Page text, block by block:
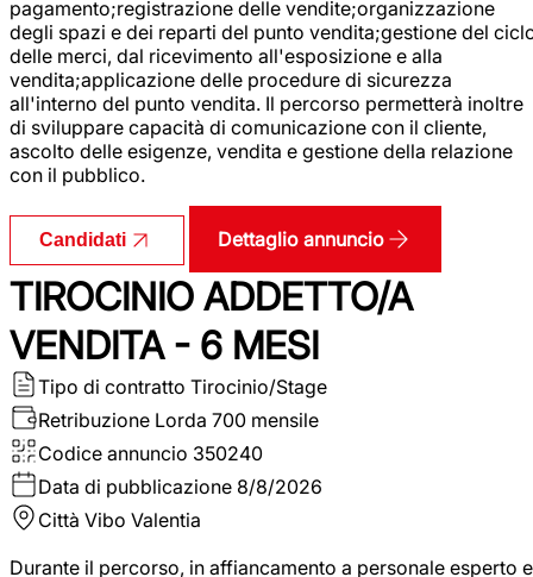
pagamento;registrazione delle vendite;organizzazione
degli spazi e dei reparti del punto vendita;gestione del
delle merci, dal ricevimento all'esposizione e alla
vendita;applicazione delle procedure di sicurezza
all'interno del punto vendita. Il percorso permetterà inoltre
di sviluppare capacità di comunicazione con il cliente,
ascolto delle esigenze, vendita e gestione della relazione
con il pubblico.
Candidati Dettaglio annuncio
TIROCINIO ADDETTO/A
VENDITA - 6 MESI
Tipo di contratto Tirocinio/Stage
Retribuzione Lorda 700 mensile
Codice annuncio 350240
Data di pubblicazione 8/8/2026
Città Vibo Valentia
Durante il percorso, in affiancamento a personale esperto e